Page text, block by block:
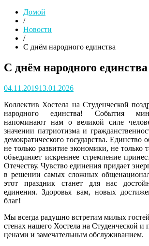
Домой
/
Новости
/
С днём народного единства
С днём народного единства
Posted
04.11.201913.01.2026
Коллектив Хостела на Студенческой
народного единства! События
напоминают нам о великой силе
значении патриотизма и
демократического государства. Единство
не только развитие экономики, не
объединяет искреннее стремление
Отечеству. Чувство единения придает
в решении самых сложных
этот праздник станет для нас
единения. Здоровья вам, новых
благ!
Мы всегда радушно встретим милых
стенах нашего Хостела на Студенческой и
ценами и замечательным обслуживанием.